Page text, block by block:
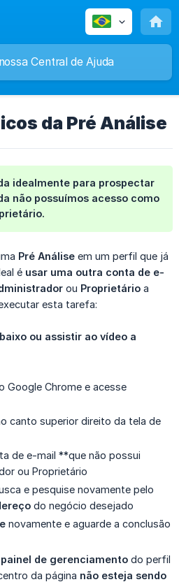
da Pré Análise
idealmente para prospectar
não possuímos acesso como
Pré Análise em um perfil que já
é usar uma outra conta de e-
ou Proprietário a
esta tarefa:
ou assistir ao vídeo a
Google Chrome e acesse
canto superior direito da tela de
de e-mail **que não possui
ou Proprietário
e pesquise novamente pelo
do negócio desejado
novamente e aguarde a conclusão
painel de gerenciamento do perfil
da página não esteja sendo